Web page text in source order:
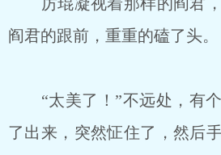
阎君的跟前，重重的磕了头。
“太美了！”不远处，有个
了出来，突然怔住了，然后